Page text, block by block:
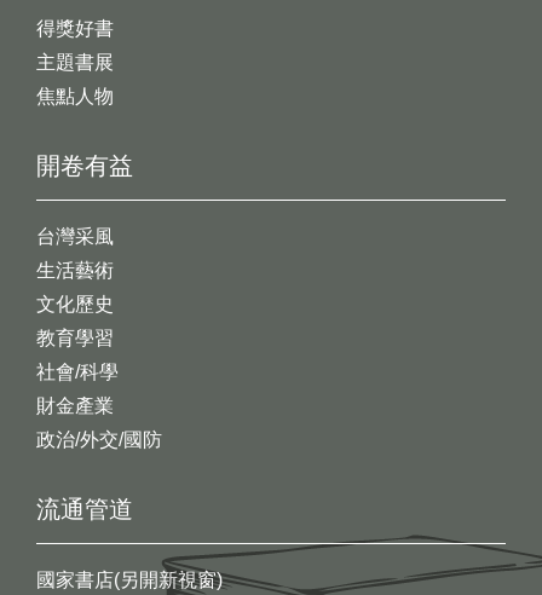
開卷有益
台灣采風
生活藝術
文化歷史
教育學習
社會/科學
財金產業
政治/外交/國防
得獎好書
主題書展
焦點人物
流通管道
國家書店(另開新視窗)